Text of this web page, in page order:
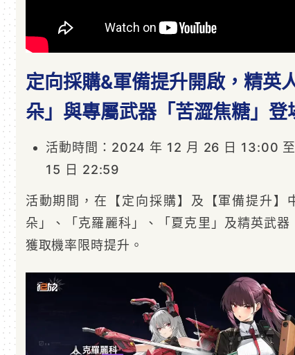
定向採購&軍備提升開啟，精英
朵」與專屬武器「苦澀焦糖」登
活動時間：2024 年 12 月 26 日 13:00
15 日 22:59
活動期間，在【定向採購】及【軍備提升】
朵」、「克羅麗科」、「夏克里」及精英武器
獲取機率限時提升。